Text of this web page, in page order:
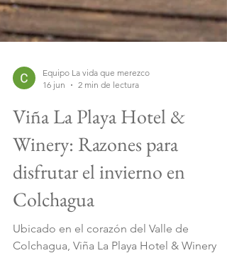
Equipo La vida que merezco
16 jun
2 min de lectura